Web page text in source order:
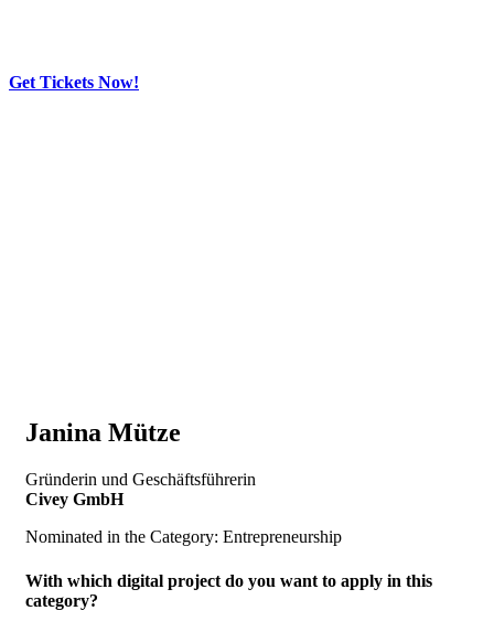
Get Tickets Now!
Janina Mütze
Gründerin und Geschäftsführerin
Civey GmbH
Nominated in the Category: Entrepreneurship
With which digital project do you want to apply in this
category?